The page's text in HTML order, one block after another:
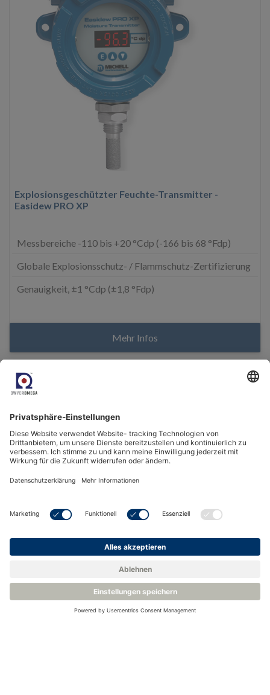
Explosionsgeschützter Feuchte-Transmitter -
Easidew PRO XP
Messbereiche -110 bis +20 °Cdp (-166 bis 68 °Fdp)
Globale Explosionsschutz- / Flammschutz-Zertifizierung
Genauigkeit, ±1 °Cdp (±1,8 °Fdp)
Mehr Infos
Prozess-Probenahme-System - Michell ES70